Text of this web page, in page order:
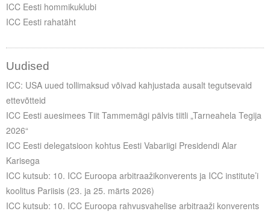
ICC Eesti hommikuklubi
ICC Eesti rahatäht
Uudised
ICC: USA uued tollimaksud võivad kahjustada ausalt tegutsevaid
ettevõtteid
ICC Eesti auesimees Tiit Tammemägi pälvis tiitli „Tarneahela Tegija
2026“
ICC Eesti delegatsioon kohtus Eesti Vabariigi Presidendi Alar
Karisega
ICC kutsub: 10. ICC Euroopa arbitraažikonverents ja ICC institute’i
koolitus Pariisis (23. ja 25. märts 2026)
ICC kutsub: 10. ICC Euroopa rahvusvahelise arbitraaži konverents